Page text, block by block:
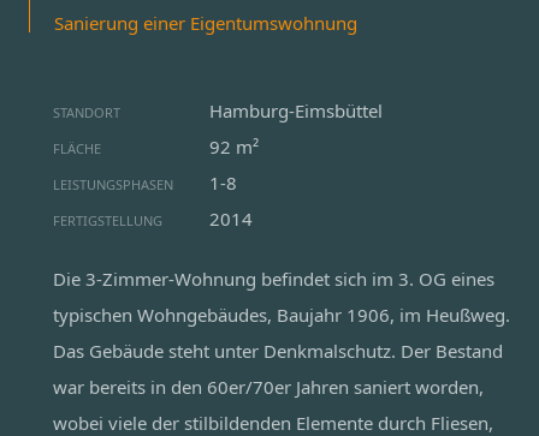
Sanierung einer Eigentumswohnung
STANDORT Hamburg-Eimsbüttel
FLÄCHE 92 m²
LEISTUNGSPHASEN 1-8
FERTIGSTELLUNG 2014
Die 3-Zimmer-Wohnung befindet sich im 3. OG eines
typischen Wohngebäudes, Baujahr 1906, im Heußweg.
Das Gebäude steht unter Denkmalschutz. Der Bestand
war bereits in den 60er/70er Jahren saniert worden,
wobei viele der stilbildenden Elemente durch Fliesen,